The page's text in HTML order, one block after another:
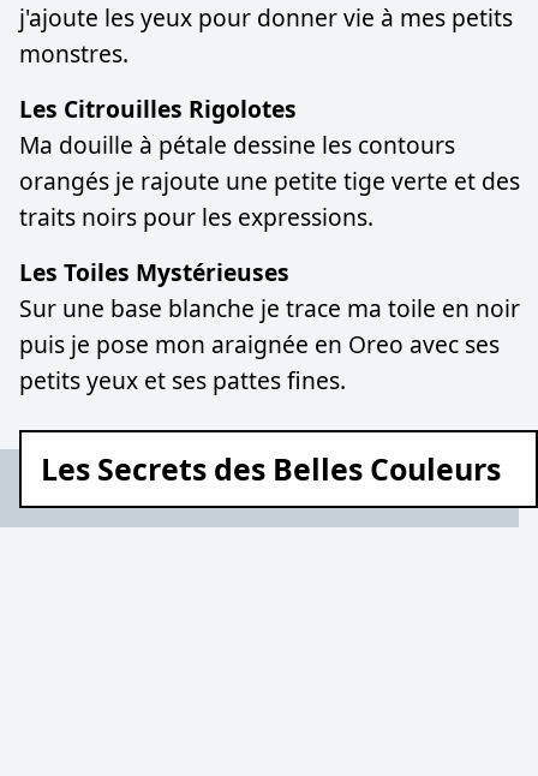
j'ajoute les yeux pour donner vie à mes petits
monstres.
Les Citrouilles Rigolotes
Ma douille à pétale dessine les contours
orangés je rajoute une petite tige verte et des
traits noirs pour les expressions.
Les Toiles Mystérieuses
Sur une base blanche je trace ma toile en noir
puis je pose mon araignée en Oreo avec ses
petits yeux et ses pattes fines.
Les Secrets des Belles Couleurs